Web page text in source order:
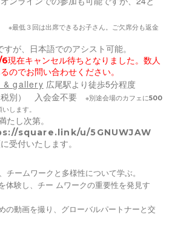
※最低３回は出席できるお子さん。ご欠席分も返金
が、日本語でのアシスト可能。
現在キャンセル待ちとなりました。数人
のでお問い合わせください。
& gallery 広尾駅より徒歩5分程度
別） 入会金不要
※別途会場のカフェに500
します。
たし次第。
square.link/u/5GNUWJAW
受付いたします。
チームワークと多様性について学ぶ。
体験し、チー ムワークの重要性を発見す
の動画を撮り、グローバルパートナーと交